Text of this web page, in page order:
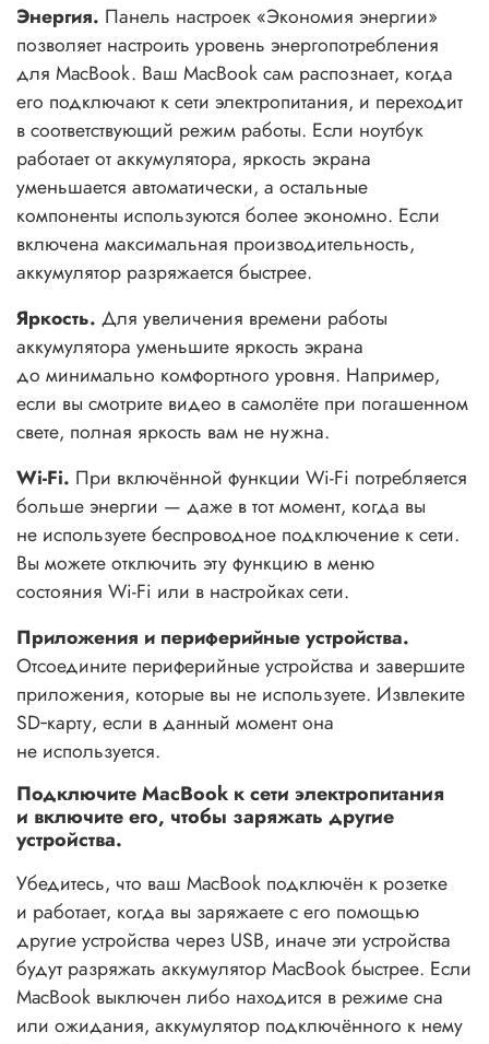
Энергия. Панель настроек «Экономия энергии»
позволяет настроить уровень энергопотребления
для MacBook. Ваш MacBook сам распознает, когда
его подключают к сети электропитания, и переходит
в соответствующий режим работы. Если ноутбук
работает от аккумулятора, яркость экрана
уменьшается автоматически, а остальные
компоненты используются более экономно. Если
включена максимальная производительность,
аккумулятор разряжается быстрее.
Яркость. Для увеличения времени работы
аккумулятора уменьшите яркость экрана
до минимально комфортного уровня. Например,
если вы смотрите видео в самолёте при погашенном
свете, полная яркость вам не нужна.
Wi-Fi. При включённой функции Wi-Fi потребляется
больше энергии — даже в тот момент, когда вы
не используете беспроводное подключение к сети.
Вы можете отключить эту функцию в меню
состояния Wi-Fi или в настройках сети.
Приложения и периферийные устройства.
Отсоедините периферийные устройства и завершите
приложения, которые вы не используете. Извлеките
SD‑карту, если в данный момент она
не используется.
Подключите MacBook к сети электропитания
и включите его, чтобы заряжать другие
устройства.
Убедитесь, что ваш MacBook подключён к розетке
и работает, когда вы заряжаете с его помощью
другие устройства через USB, иначе эти устройства
будут разряжать аккумулятор MacBook быстрее. Если
MacBook выключен либо находится в режиме сна
или ожидания, аккумулятор подключённого к нему